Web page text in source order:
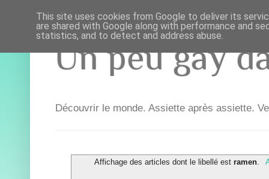
Un peu gay
Découvrir le monde. Assiette après assiette.
Affichage des articles dont le libellé estramen.
This site uses cookies from Google to deliver its
are shared with Google along with performance and
statistics, and to detect and address abuse.